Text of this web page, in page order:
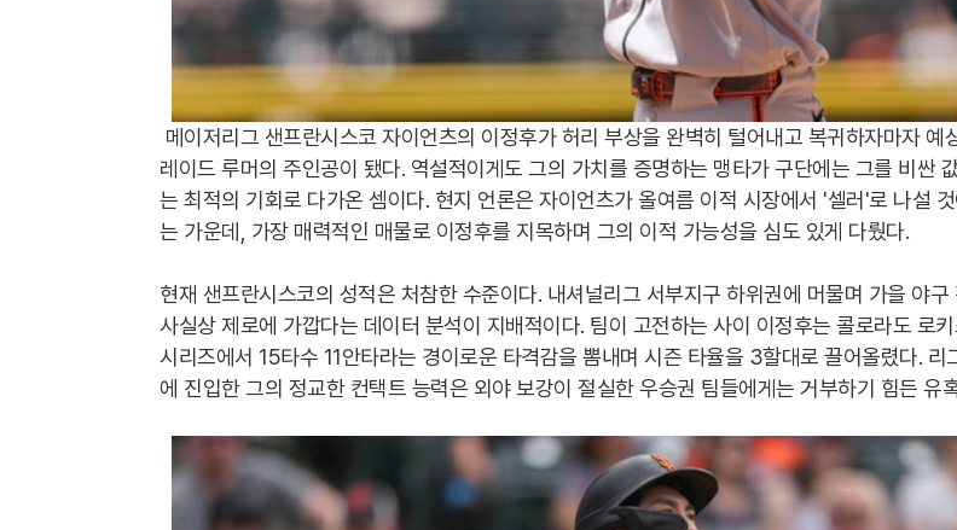
메이저리그 샌프란시스코 자이언츠의 이정후가 허리 부상을 완벽히 털어내고 복귀하자마자 예
레이드 루머의 주인공이 됐다. 역설적이게도 그의 가치를 증명하는 맹타가 구단에는 그를 비싼
는 최적의 기회로 다가온 셈이다. 현지 언론은 자이언츠가 올여름 이적 시장에서 '셀러'로 나설 것
는 가운데, 가장 매력적인 매물로 이정후를 지목하며 그의 이적 가능성을 심도 있게 다뤘다.
현재 샌프란시스코의 성적은 처참한 수준이다. 내셔널리그 서부지구 하위권에 머물며 가을 야구
사실상 제로에 가깝다는 데이터 분석이 지배적이다. 팀이 고전하는 사이 이정후는 콜로라도 로키
시리즈에서 15타수 11안타라는 경이로운 타격감을 뽐내며 시즌 타율을 3할대로 끌어올렸다. 리
에 진입한 그의 정교한 컨택트 능력은 외야 보강이 절실한 우승권 팀들에게는 거부하기 힘든 유